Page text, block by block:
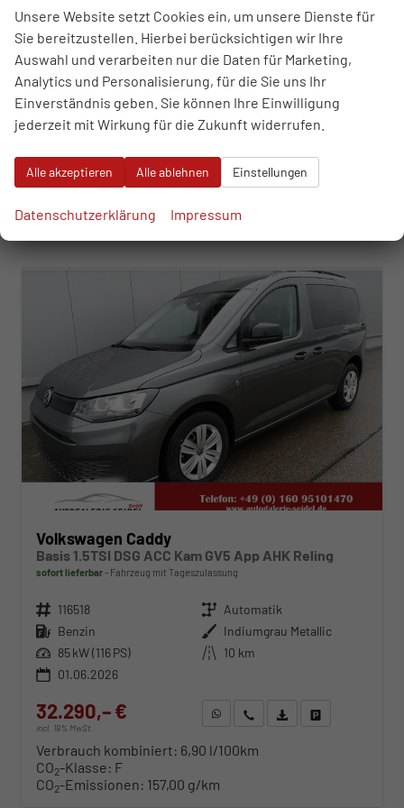
Fahrzeugnr. 116508 Getriebe Automatik
Kraftstoff Benzin Außenfarbe Deep Black Perleffekt
Leistung 85 kW (116 PS) Kilometerstand 10 km
01.06.2026
incl. 19% MwSt.
Verbrauch kombiniert:6,90 l/100km
CO2-Emissionen:157,00 g/km
Volkswagen Caddy
Basis 1.5TSI DSG ACC Kam GV5 App AHK Reling
sofort lieferbar Fahrzeug mit Tageszulassung
Fahrzeugnr. 116518 Getriebe Automatik
Kraftstoff Benzin Außenfarbe Indiumgrau Metallic
Leistung 85 kW (116 PS) Kilometerstand 10 km
01.06.2026
32.290,– €
incl. 19% MwSt.
WhatsApp anfragen
Wir rufen Sie anFahrzeugexposé (PDF)
Verbrauch kombiniert: 6,90 l/100km
CO2-Klasse: F
CO2-Emissionen: 157,00 g/km
Unsere Website setzt Cookies ein, um unsere Dienste für
Sie bereitzustellen. Hierbei berücksichtigen wir Ihre
Auswahl und verarbeiten nur die Daten für Marketing,
Analytics und Personalisierung, für die Sie uns Ihr
Einverständnis geben. Sie können Ihre Einwilligung
jederzeit mit Wirkung für die Zukunft widerrufen.
Alle akzeptieren Alle ablehnen Einstellungen
Datenschutzerklärung Impressum